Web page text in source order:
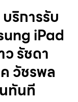
ริการรับ
iPad
รัชดา
วัชรพล
ทันที